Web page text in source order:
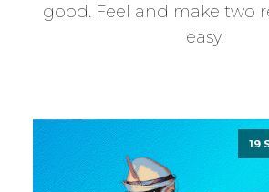
good. Feel and make two
easy.
19